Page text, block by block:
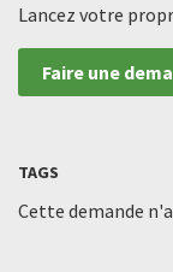
Lancez votre
Faire une
TAGS
Cette demande